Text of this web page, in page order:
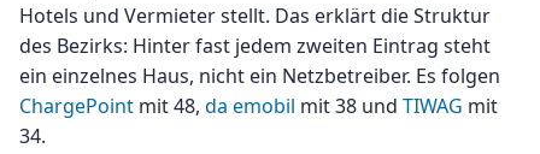
Hotels und Vermieter stellt. Das erklärt die Struktur
des Bezirks: Hinter fast jedem zweiten Eintrag steht
ein einzelnes Haus, nicht ein Netzbetreiber. Es folgen
ChargePoint mit 48, da emobil mit 38 und TIWAG mit
34.